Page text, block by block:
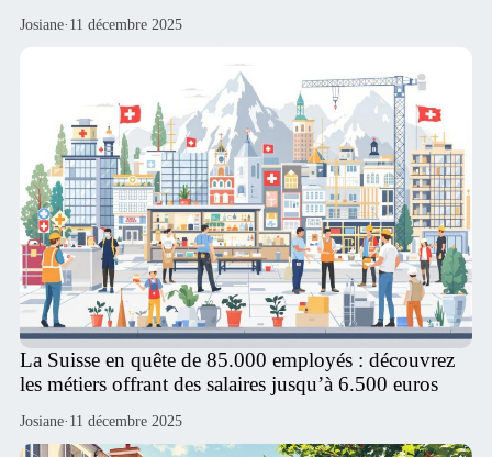
Josiane· 11 décembre 2025
La Suisse en quête de 85.000 employés : découvrez
les métiers offrant des salaires jusqu’à 6.500 euros
Josiane· 11 décembre 2025